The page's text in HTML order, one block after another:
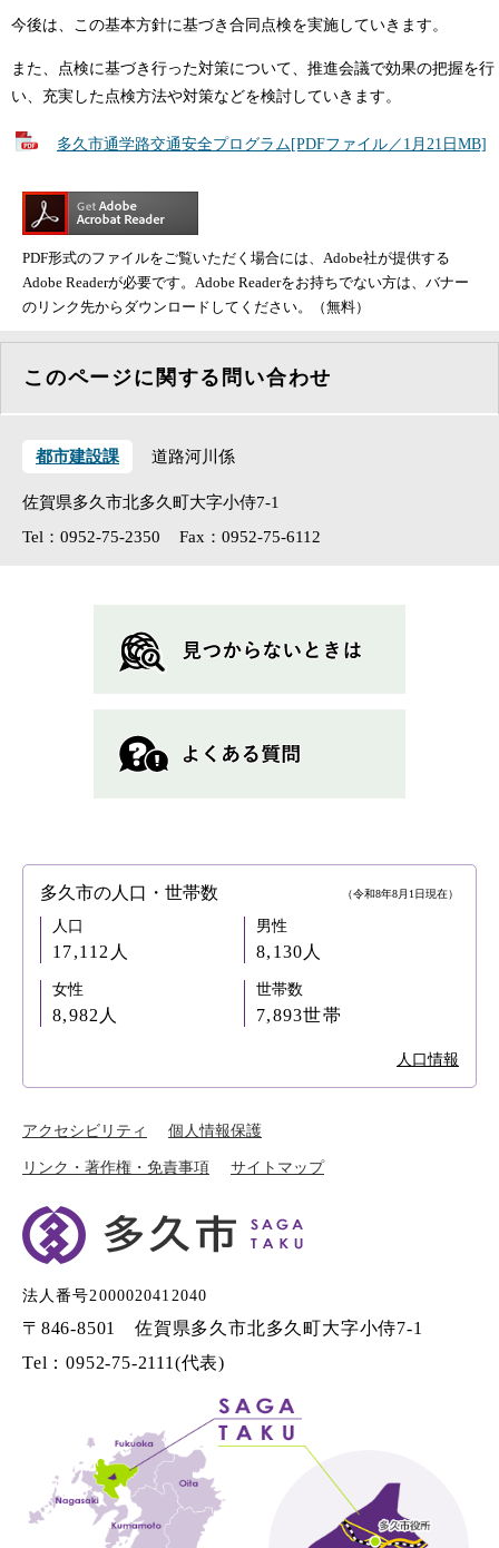
今後は、この基本方針に基づき合同点検を実施していきます。
また、点検に基づき行った対策について、推進会議で効果の把握を行
い、充実した点検方法や対策などを検討していきます。
多久市通学路交通安全プログラム[PDFファイル／1月21日MB]
PDF形式のファイルをご覧いただく場合には、Adobe社が提供する
Adobe Readerが必要です。Adobe Readerをお持ちでない方は、バナー
のリンク先からダウンロードしてください。（無料）
このページに関する問い合わせ
都市建設課 道路河川係
佐賀県多久市北多久町大字小侍7-1
Tel：0952-75-2350
Fax：0952-75-6112
多久市の人口・世帯数 （令和8年8月1日現在）
人口
17,112人
男性
8,130人
女性
8,982人
世帯数
7,893世帯
人口情報
アクセシビリティ 個人情報保護
リンク・著作権・免責事項 サイトマップ
法人番号2000020412040
〒846-8501 佐賀県多久市北多久町大字小侍7-1
Tel：0952-75-2111(代表)